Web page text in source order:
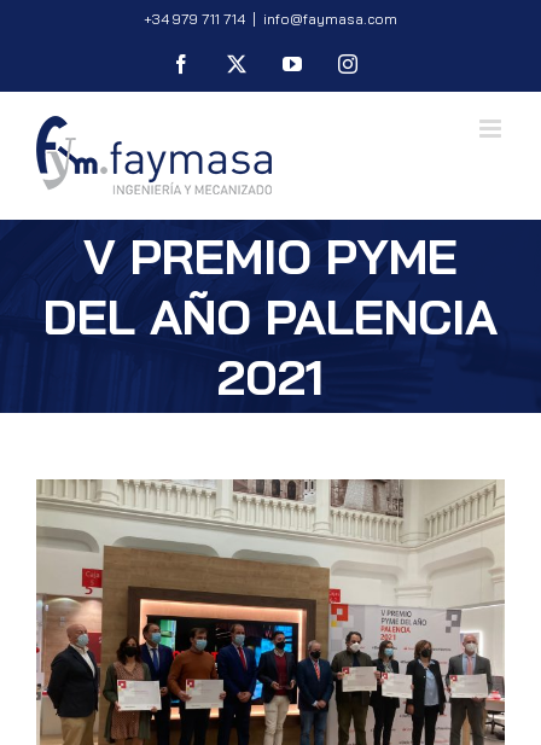
+34 979 711 714 info@faymasa.com
Facebook YouTubeInstagram
V PREMIO PYME
DEL AÑO PALENCIA
2021
Ver
imagen
más
grande